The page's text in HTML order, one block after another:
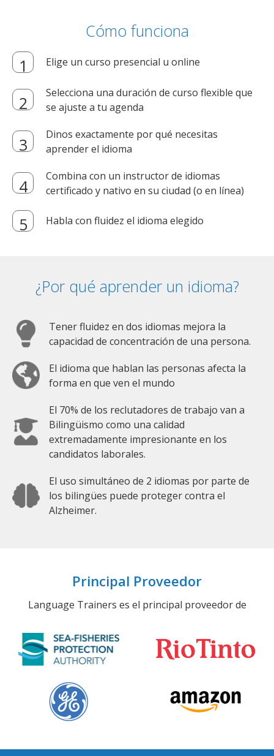
Cómo funciona
Elige un curso presencial u online
Selecciona una duración de curso flexible que
se ajuste a tu agenda
Dinos exactamente por qué necesitas
aprender el idioma
Combina con un instructor de idiomas
certificado y nativo en su ciudad (o en línea)
Habla con fluidez el idioma elegido
¿Por qué aprender un idioma?
Tener fluidez en dos idiomas mejora la
capacidad de concentración de una persona.
El idioma que hablan las personas afecta la
forma en que ven el mundo
El 70% de los reclutadores de trabajo van a
Bilingüismo como una calidad
extremadamente impresionante en los
candidatos laborales.
El uso simultáneo de 2 idiomas por parte de
los bilingües puede proteger contra el
Alzheimer.
Principal Proveedor
Language Trainers es el principal proveedor de